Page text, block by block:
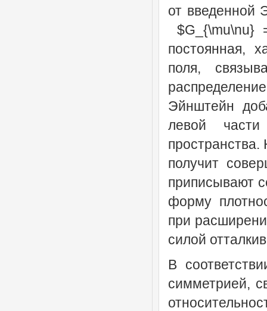
от введенной
$G_{\mu\nu}
постоянная,
поля,
Эйнштейн
левой
получит
приписывают
форму
при
силой
В
симметрией,